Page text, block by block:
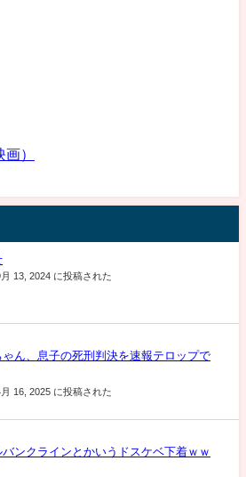
）
13, 2024 に投稿された
ゃん、息子の死刑判決を速報テロップで
16, 2025 に投稿された
バンクラインとかいうドスケベ下着ｗｗ